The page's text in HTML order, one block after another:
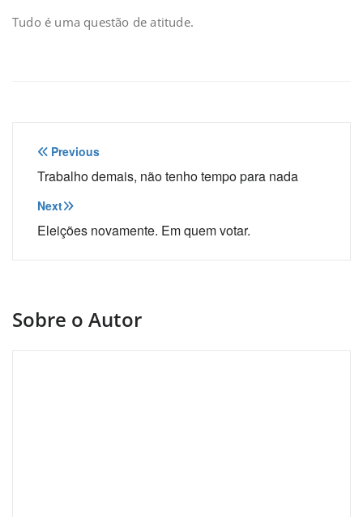
Tudo é uma questão de atitude.
Navegação
de
Post
Previous
Trabalho demais, não tenho tempo para nada
Next
Eleições novamente. Em quem votar.
Sobre o Autor